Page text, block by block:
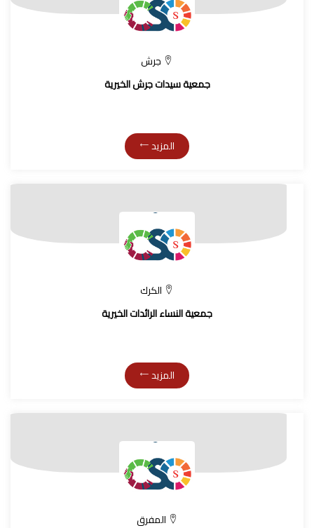
جرش
جمعية سيدات جرش الخيرية
المزيد
الكرك
جمعية النساء الرائدات الخيرية
المزيد
المفرق